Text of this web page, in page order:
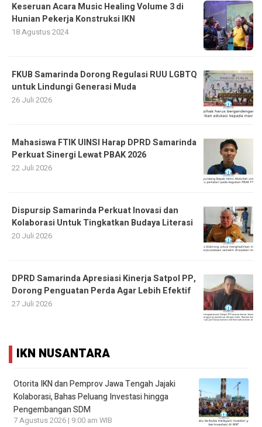
Keseruan Acara Music Healing Volume 3 di
Hunian Pekerja Konstruksi IKN
18 Agustus 2024
FKUB Samarinda Dorong Regulasi RUU LGBTQ
untuk Lindungi Generasi Muda
26 Juli 2026
Mahasiswa FTIK UINSI Harap DPRD Samarinda
Perkuat Sinergi Lewat PBAK 2026
22 Juli 2026
Dispursip Samarinda Perkuat Inovasi dan
Kolaborasi Untuk Tingkatkan Budaya Literasi
20 Juli 2026
DPRD Samarinda Apresiasi Kinerja Satpol PP,
Dorong Penguatan Perda Agar Lebih Efektif
27 Juli 2026
IKN NUSANTARA
Otorita IKN dan Pemprov Jawa Tengah Jajaki
Kolaborasi, Bahas Peluang Investasi hingga
Pengembangan SDM
7 Agustus 2026 | 9:00 am WIB